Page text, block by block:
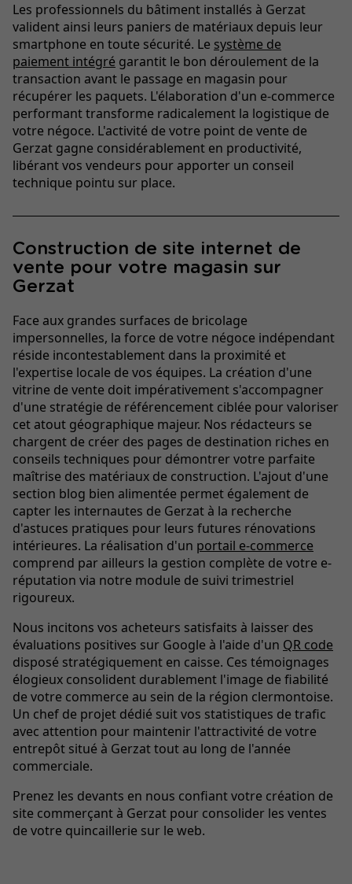
Les professionnels du bâtiment installés à Gerzat
valident ainsi leurs paniers de matériaux depuis leur
smartphone en toute sécurité. Le système de
paiement intégré garantit le bon déroulement de la
transaction avant le passage en magasin pour
récupérer les paquets. L'élaboration d'un e-commerce
performant transforme radicalement la logistique de
votre négoce. L'activité de votre point de vente de
Gerzat gagne considérablement en productivité,
libérant vos vendeurs pour apporter un conseil
technique pointu sur place.
Construction de site internet de
vente pour votre magasin sur
Gerzat
Face aux grandes surfaces de bricolage
impersonnelles, la force de votre négoce indépendant
réside incontestablement dans la proximité et
l'expertise locale de vos équipes. La création d'une
vitrine de vente doit impérativement s'accompagner
d'une stratégie de référencement ciblée pour valoriser
cet atout géographique majeur. Nos rédacteurs se
chargent de créer des pages de destination riches en
conseils techniques pour démontrer votre parfaite
maîtrise des matériaux de construction. L'ajout d'une
section blog bien alimentée permet également de
capter les internautes de Gerzat à la recherche
d'astuces pratiques pour leurs futures rénovations
intérieures. La réalisation d'un portail e-commerce
comprend par ailleurs la gestion complète de votre e-
réputation via notre module de suivi trimestriel
rigoureux.
Nous incitons vos acheteurs satisfaits à laisser des
évaluations positives sur Google à l'aide d'un QR code
disposé stratégiquement en caisse. Ces témoignages
élogieux consolident durablement l'image de fiabilité
de votre commerce au sein de la région clermontoise.
Un chef de projet dédié suit vos statistiques de trafic
avec attention pour maintenir l'attractivité de votre
entrepôt situé à Gerzat tout au long de l'année
commerciale.
Prenez les devants en nous confiant votre création de
site commerçant à Gerzat pour consolider les ventes
de votre quincaillerie sur le web.